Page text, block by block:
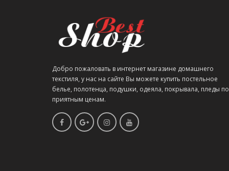
Добро пожаловать в интернет магазине домашнего
текстиля, у нас на сайте Вы можете купить постельное
белье, полотенца, подушки, одеяла, покрывала, пледы по
приятным ценам.